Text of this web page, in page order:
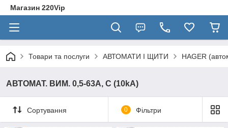
Магазин 220Vip
Товари та послуги АВТОМАТИ І ЩИТИ HAGER
АВТОМАТ. ВИМ. 0,5-63А, С (10kA)
Сортування 0 Фільтри